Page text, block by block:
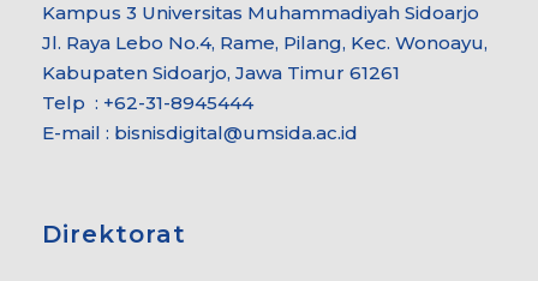
Kampus 3 Universitas Muhammadiyah Sidoarjo
Jl. Raya Lebo No.4, Rame, Pilang, Kec. Wonoayu,
Kabupaten Sidoarjo, Jawa Timur 61261
Telp : +62-31-8945444
E-mail : bisnisdigital@umsida.ac.id
Direktorat